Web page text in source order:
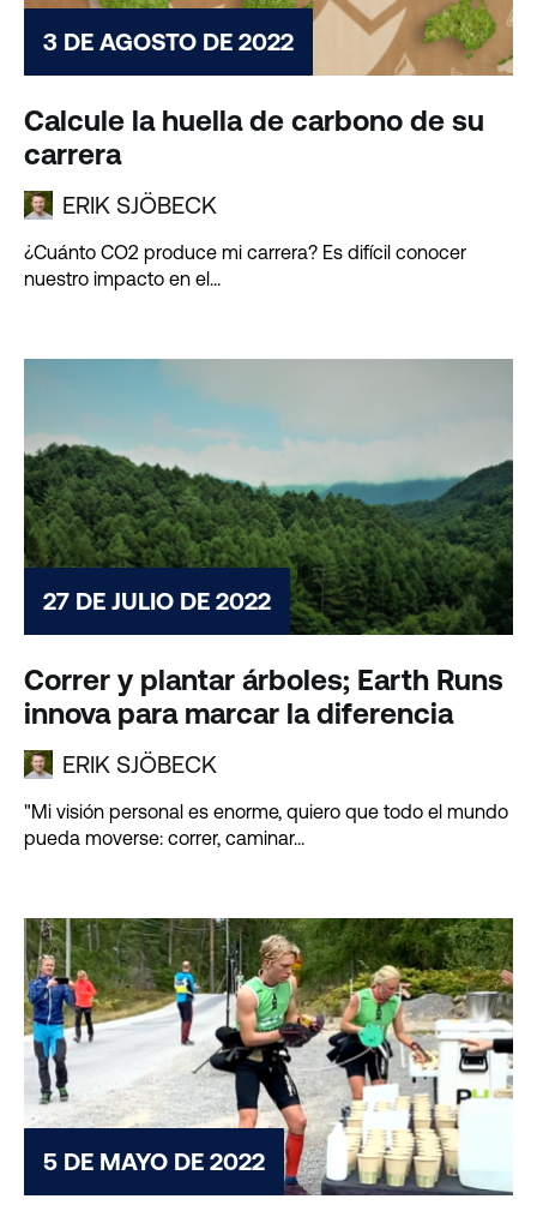
3 DE AGOSTO DE 2022
Calcule la huella de carbono de su
carrera
ERIK SJÖBECK
¿Cuánto CO2 produce mi carrera? Es difícil conocer
nuestro impacto en el...
27 DE JULIO DE 2022
Correr y plantar árboles; Earth Runs
innova para marcar la diferencia
ERIK SJÖBECK
"Mi visión personal es enorme, quiero que todo el mundo
pueda moverse: correr, caminar...
5 DE MAYO DE 2022